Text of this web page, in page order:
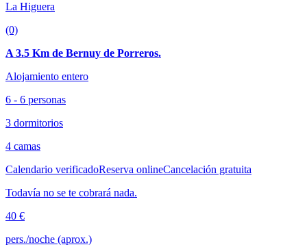
La Higuera
(0)
A 3.5 Km de Bernuy de Porreros.
Alojamiento entero
6 - 6 personas
3 dormitorios
4 camas
Calendario verificadoReserva onlineCancelación gratuita
Todavía no se te cobrará nada.
40 €
pers./noche (aprox.)